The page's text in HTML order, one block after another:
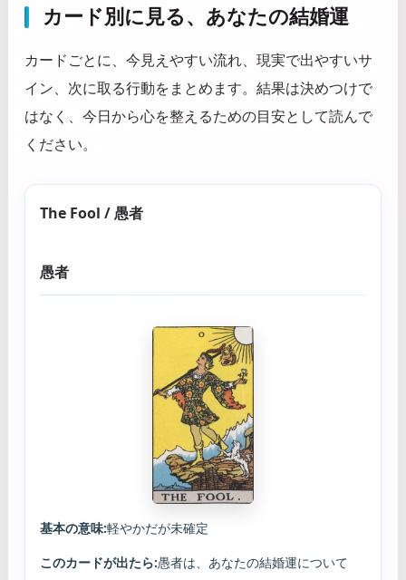
カード別に見る、あなたの結婚運
カードごとに、今見えやすい流れ、現実で出やすいサ
イン、次に取る行動をまとめます。結果は決めつけで
はなく、今日から心を整えるための目安として読んで
ください。
The Fool / 愚者
愚者
基本の意味:軽やかだが未確定
このカードが出たら:愚者は、あなたの結婚運について